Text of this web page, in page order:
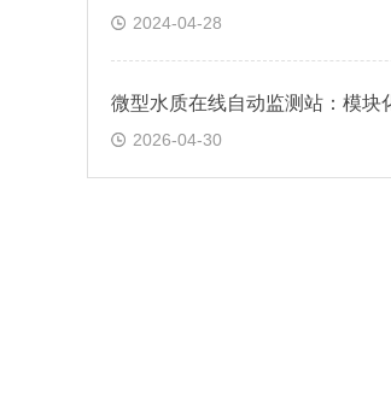
2024-04-28
2026-04-30